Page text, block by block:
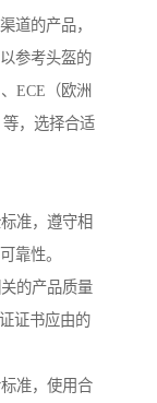
道的产品，
参考头盔的
ECE（欧洲
，选择合适
准，遵守相
靠性。
的产品质量
证书应由的
准，使用合